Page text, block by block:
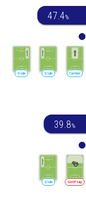
47.4%
Center
Side
Side
39.8%
SetPlay
Side